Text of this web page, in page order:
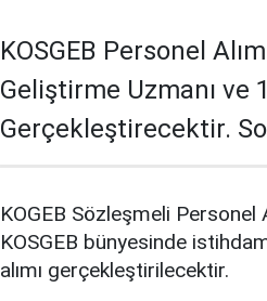
KOSGEB Personel
Geliştirme Uzmanı ve
Gerçekleştirecektir.
KOGEB Sözleşmeli Personel
KOSGEB bünyesinde
alımı gerçekleştirilecektir.